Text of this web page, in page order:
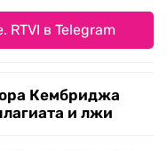
в Telegram
Кембриджа
и лжи